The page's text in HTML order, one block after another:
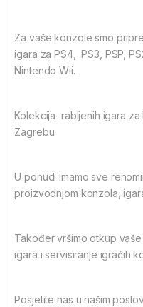
Za vaše konzole smo
igara za PS4, PS3, PSP,
Nintendo Wii.
Kolekcija rabljenih igara
Zagrebu.
U ponudi imamo sve
proizvodnjom konzola,
Također vršimo otkup
igara i servisiranje igraćih
Posjetite nas u našim